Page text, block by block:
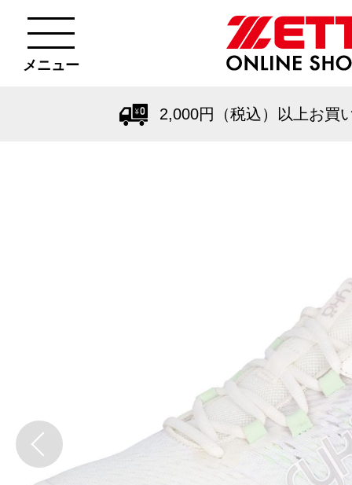
メニュー
2,000円（税込）以上お買